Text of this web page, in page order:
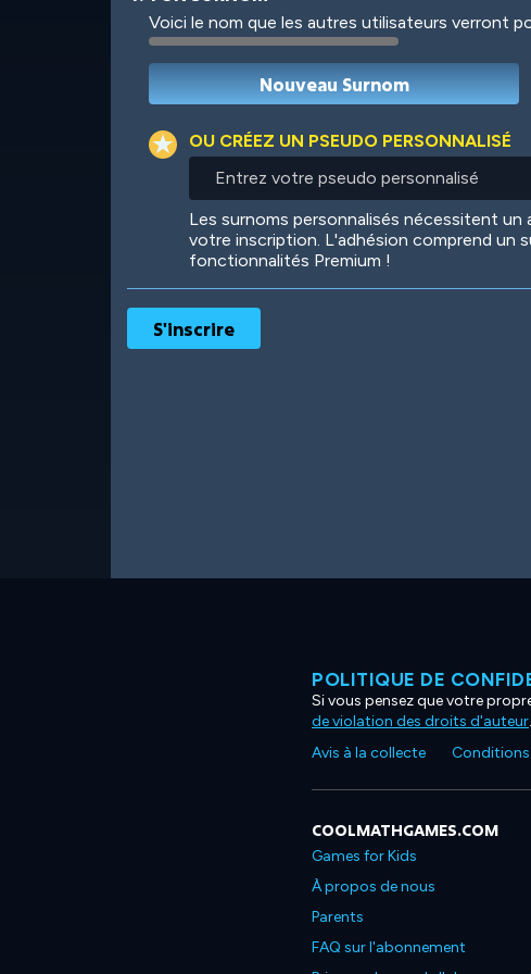
Robotic International
Starlight
Voici le nom que les autres utilisateurs verront
OU CRÉEZ UN PSEUDO PERSONNALISÉ
personnalisé
Les surnoms personnalisés nécessitent un
votre inscription. L'adhésion comprend un
fonctionnalités Premium !
POLITIQUE DE
Si vous pensez que votre
de violation des droits d'auteur.
Avis à la collecte
COOLMATHGAMES.COM
Games for Kids
À propos de nous
Parents
FAQ sur l'abonnement